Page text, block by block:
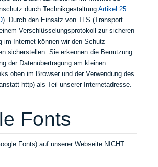
durch Technikgestaltung Artikel 25
). Durch den Einsatz von TLS (Transport
Verschlüsselungsprotokoll zur sicheren
im Internet können wir den Schutz
sicherstellen. Sie erkennen die Benutzung
der Datenübertragung am kleinen
oben im Browser und der Verwendung des
http) als Teil unserer Internetadresse.
Fonts
Fonts) auf unserer Webseite NICHT.